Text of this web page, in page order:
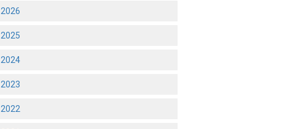
2026
2025
2024
2023
2022